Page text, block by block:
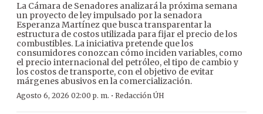
La Cámara de Senadores analizará la próxima semana
un proyecto de ley impulsado por la senadora
Esperanza Martínez que busca transparentar la
estructura de costos utilizada para fijar el precio de los
combustibles. La iniciativa pretende que los
consumidores conozcan cómo inciden variables, como
el precio internacional del petróleo, el tipo de cambio y
los costos de transporte, con el objetivo de evitar
márgenes abusivos en la comercialización.
Agosto 6, 2026 02:00 p. m. · Redacción ÚH